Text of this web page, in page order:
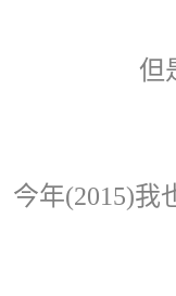
但
今年(2015)我